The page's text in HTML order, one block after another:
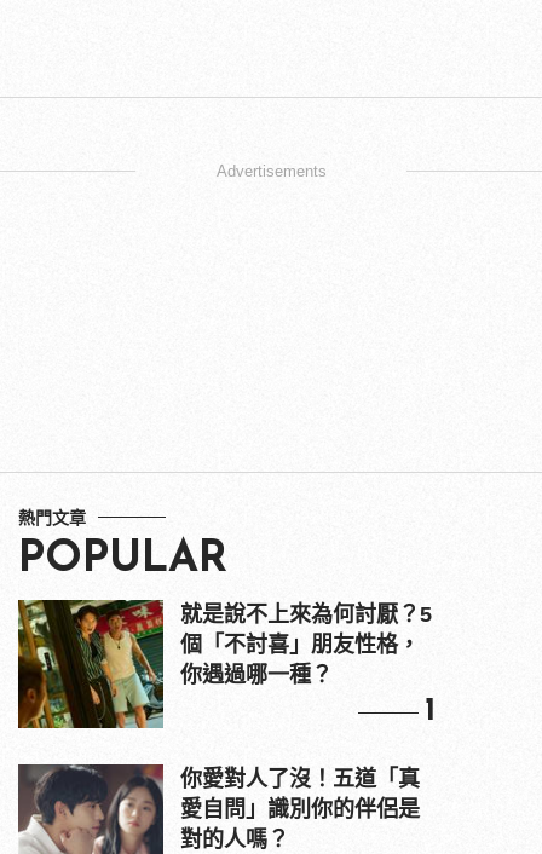
Advertisements
熱門文章
POPULAR
就是說不上來為何討厭？5
個「不討喜」朋友性格，
你遇過哪一種？
1
你愛對人了沒！五道「真
愛自問」識別你的伴侶是
對的人嗎？